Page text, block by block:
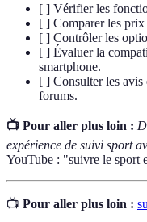
[ ] Vérifier les
[ ] Comparer les prix
[ ] Contrôler les
[ ] Évaluer la
smartphone.
[ ] Consulter les avis
forums.
📺 Pour aller plus loin :
expérience de suivi sport
YouTube : "suivre le sport
📺 Pour aller plus loin :